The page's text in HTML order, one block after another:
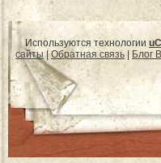
Используются технологии
сайты|Обратная связь Блог